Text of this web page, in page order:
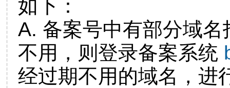
如下：
A. 备案号中有部分域
不用，则登录备案系统
经过期不用的域名，进